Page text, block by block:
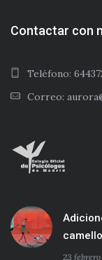
Contactar con
Teléfono:
Correo:
23